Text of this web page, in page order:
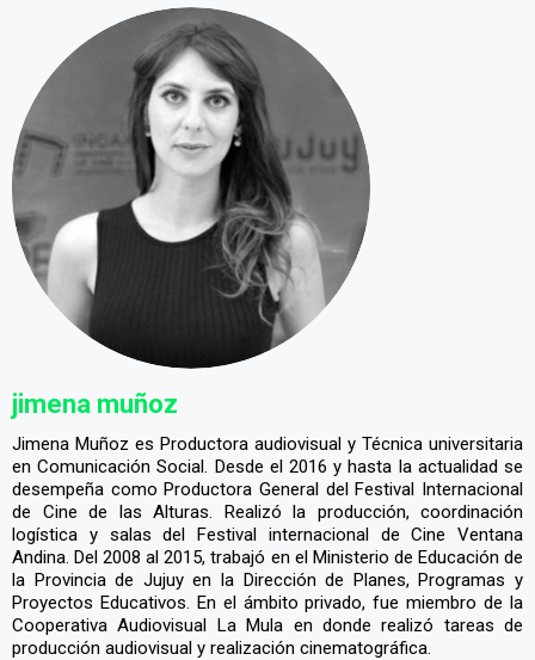
jimena muñoz
Jimena Muñoz es Productora audiovisual y Técnica universitaria
en Comunicación Social. Desde el 2016 y hasta la actualidad se
desempeña como Productora General del Festival Internacional
de Cine de las Alturas. Realizó la producción, coordinación
logística y salas del Festival internacional de Cine Ventana
Andina. Del 2008 al 2015, trabajó en el Ministerio de Educación de
la Provincia de Jujuy en la Dirección de Planes, Programas y
Proyectos Educativos. En el ámbito privado, fue miembro de la
Cooperativa Audiovisual La Mula en donde realizó tareas de
producción audiovisual y realización cinematográfica.